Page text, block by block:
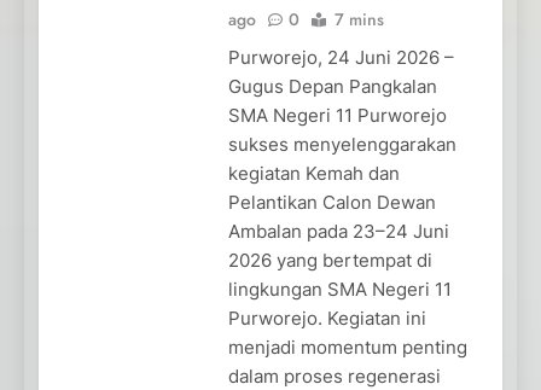
ago
0 7 mins
Purworejo, 24 Juni 2026 –
Gugus Depan Pangkalan
SMA Negeri 11 Purworejo
sukses menyelenggarakan
kegiatan Kemah dan
Pelantikan Calon Dewan
Ambalan pada 23–24 Juni
2026 yang bertempat di
lingkungan SMA Negeri 11
Purworejo. Kegiatan ini
menjadi momentum penting
dalam proses regenerasi